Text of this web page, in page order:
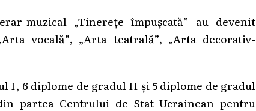
muzical „Tinerețe împușcată” au devenit
vocală”, „Arta teatrală”, „Arta decorativ-
6 diplome de gradul II și 5 diplome de gradul
partea Centrului de Stat Ucrainean pentru